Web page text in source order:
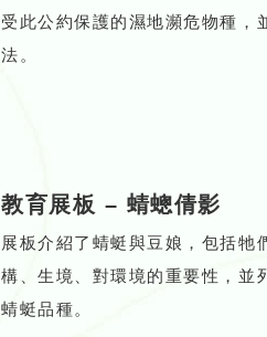
受此公約保護的濕地瀕危物種，
法。
教育展板 – 蜻蟌倩影
展板介紹了蜻蜓與豆娘，包括牠
構、生境、對環境的重要性，並
蜻蜓品種。